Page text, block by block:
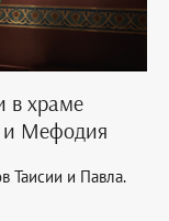
в храме
и Мефодия
Таисии и Павла.